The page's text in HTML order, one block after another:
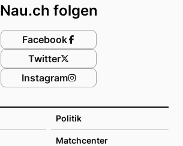
Politik
Matchcenter
Nau.ch folgen
Facebook
Twitter
Instagram